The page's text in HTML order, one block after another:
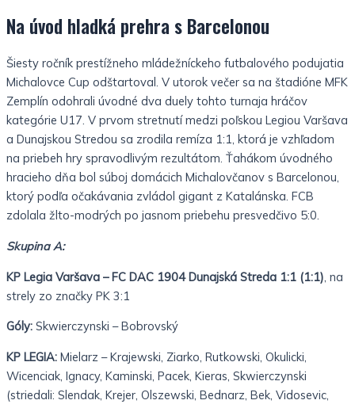
Na úvod hladká prehra s Barcelonou
Šiesty ročník prestížneho mládežníckeho futbalového podujatia
Michalovce Cup odštartoval. V utorok večer sa na štadióne MFK
Zemplín odohrali úvodné dva duely tohto turnaja hráčov
kategórie U17. V prvom stretnutí medzi poľskou Legiou Varšava
a Dunajskou Stredou sa zrodila remíza 1:1, ktorá je vzhľadom
na priebeh hry spravodlivým rezultátom. Ťahákom úvodného
hracieho dňa bol súboj domácich Michalovčanov s Barcelonou,
ktorý podľa očakávania zvládol gigant z Katalánska. FCB
zdolala žlto-modrých po jasnom priebehu presvedčivo 5:0.
Skupina A:
KP Legia Varšava – FC DAC 1904 Dunajská Streda 1:1 (1:1) , na
strely zo značky PK 3:1
Góly: Skwierczynski – Bobrovský
KP LEGIA: Mielarz – Krajewski, Ziarko, Rutkowski, Okulicki,
Wicenciak, Ignacy, Kaminski, Pacek, Kieras, Skwierczynski
(striedali: Slendak, Krejer, Olszewski, Bednarz, Bek, Vidosevic,